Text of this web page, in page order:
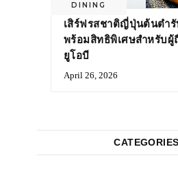
DINING
เสิร์ฟรสชาติญี่ปุ่นต้นตำรั
พร้อมสิทธิพิเศษสำหรับผู้
ยูโอบี
April 26, 2026
CATEGORIES